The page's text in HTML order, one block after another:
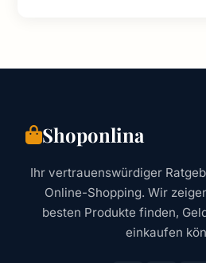
Shoponlina
Ihr vertrauenswürdiger
Online-Shopping. Wir
besten Produkte finden,
einkaufen